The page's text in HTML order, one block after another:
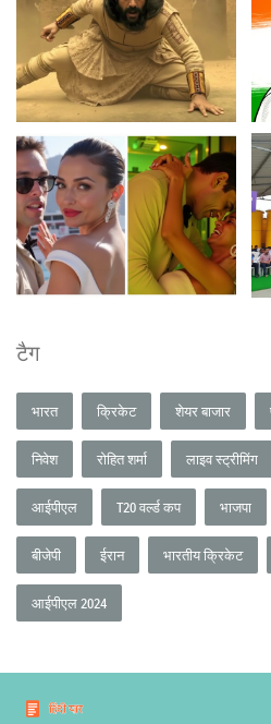
टैग
भारत क्रिकेट शेयर बाजार
निवेश रोहित शर्मा लाइव स्ट्रीमिंग
आईपीएल T20 वर्ल्ड कप भाजपा
बीजेपी ईरान भारतीय क्रिकेट
आईपीएल 2024